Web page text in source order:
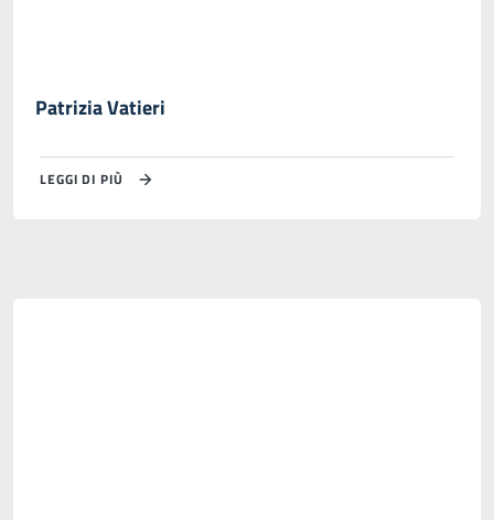
Patrizia Vatieri
LEGGI DI PIÙ